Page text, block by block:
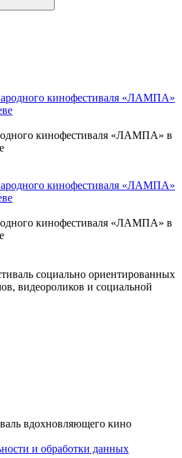
кинофестиваля «ЛАМПА» в
кинофестиваля «ЛАМПА» в
социально ориентированных
видеороликов и социальной
вдохновляющего кино
и обработки данных